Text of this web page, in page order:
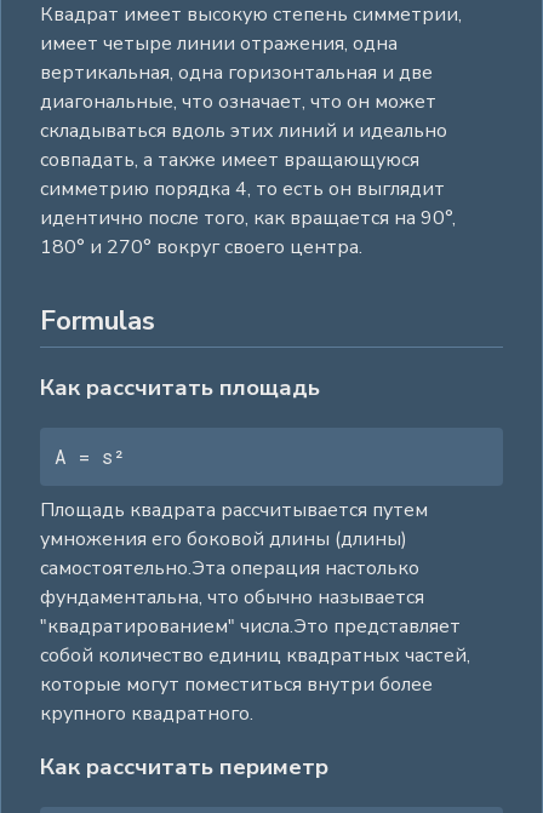
Квадрат имеет высокую степень симметрии,
имеет четыре линии отражения, одна
вертикальная, одна горизонтальная и две
диагональные, что означает, что он может
складываться вдоль этих линий и идеально
совпадать, а также имеет вращающуюся
симметрию порядка 4, то есть он выглядит
идентично после того, как вращается на 90°,
180° и 270° вокруг своего центра.
Formulas
Как рассчитать площадь
A = s²
Площадь квадрата рассчитывается путем
умножения его боковой длины (длины)
самостоятельно.Эта операция настолько
фундаментальна, что обычно называется
"квадратированием" числа.Это представляет
собой количество единиц квадратных частей,
которые могут поместиться внутри более
крупного квадратного.
Как рассчитать периметр